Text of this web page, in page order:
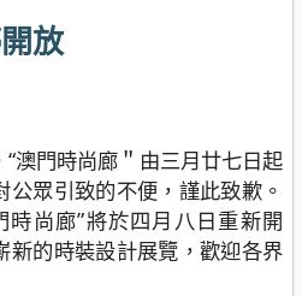
放
澳門時尚廊＂由三月廿七日起
眾引致的不便，謹此致歉。
時尚廊”將於四月八日重新開
新的時裝設計展覽，歡迎各界